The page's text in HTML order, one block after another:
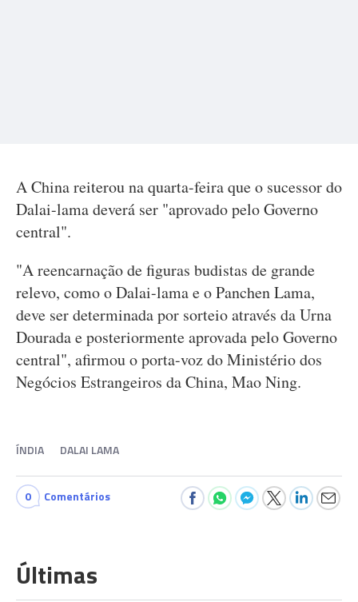
A China reiterou na quarta-feira que o sucessor do
Dalai-lama deverá ser "aprovado pelo Governo
central".
"A reencarnação de figuras budistas de grande
relevo, como o Dalai-lama e o Panchen Lama,
deve ser determinada por sorteio através da Urna
Dourada e posteriormente aprovada pelo Governo
central", afirmou o porta-voz do Ministério dos
Negócios Estrangeiros da China, Mao Ning.
ÍNDIA DALAI LAMA
0 Comentários
Últimas